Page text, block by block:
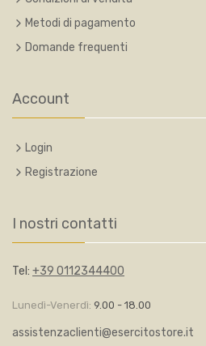
Metodi di pagamento
Domande frequenti
Account
Login
Registrazione
I nostri contatti
Tel: +39 0112344400
Lunedì-Venerdì: 9.00 - 18.00
assistenzaclienti@esercitostore.it